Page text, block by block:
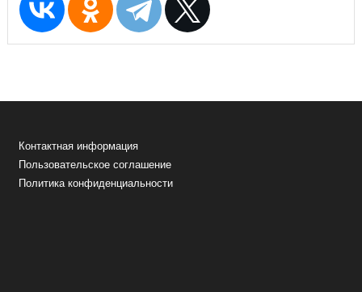
Контактная информация
Пользовательское соглашение
Политика конфиденциальности